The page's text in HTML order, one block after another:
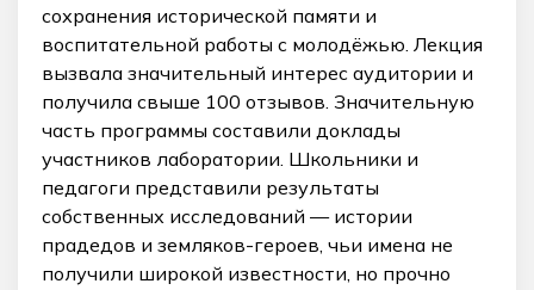
сохранения исторической памяти и
воспитательной работы с молодёжью. Лекция
вызвала значительный интерес аудитории и
получила свыше 100 отзывов. Значительную
часть программы составили доклады
участников лаборатории. Школьники и
педагоги представили результаты
собственных исследований — истории
прадедов и земляков-героев, чьи имена не
получили широкой известности, но прочно